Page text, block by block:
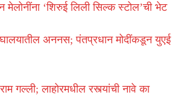
मेलोनींना ‘शिरुई लिली सिल्क स्टोल’ची भेट
अननस; पंतप्रधान मोदींकडून युएई
गल्ली; लाहोरमधील रस्त्यांची नावे का